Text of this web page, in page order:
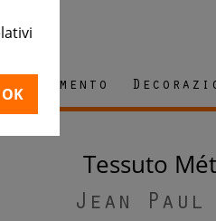
Arredamento
Tessuto
Jean